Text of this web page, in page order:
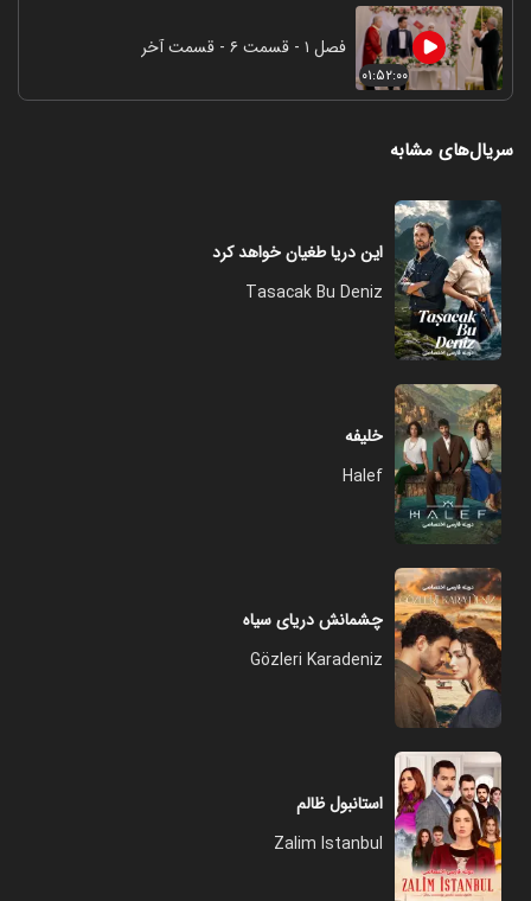
۰۱:۵۲:۰۰
فصل ۱ - قسمت ۶ - قسمت آخر
سریال‌های مشابه
این دریا طغیان خواهد کرد
Tasacak Bu Deniz
خلیفه
Halef
چشمانش دریای سیاه
Gözleri Karadeniz
استانبول ظالم
Zalim Istanbul